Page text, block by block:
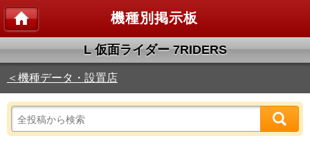
機種別掲示板
L 仮面ライダー 7RIDERS
＜機種データ・設置店